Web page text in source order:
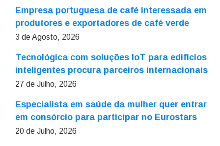
Empresa portuguesa de café interessada em
produtores e exportadores de café verde
3 de Agosto, 2026
Tecnológica com soluções IoT para edifícios
inteligentes procura parceiros internacionais
27 de Julho, 2026
Especialista em saúde da mulher quer entrar
em consórcio para participar no Eurostars
20 de Julho, 2026